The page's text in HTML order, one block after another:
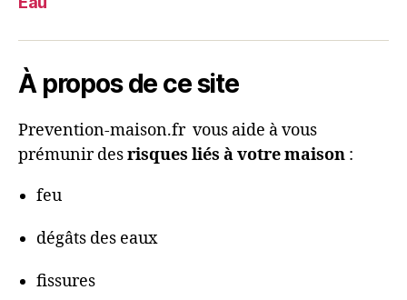
À propos de ce site
Prevention-maison.fr vous aide à vous
prémunir desrisques liés à votre maison :
feu
dégâts des eaux
fissures